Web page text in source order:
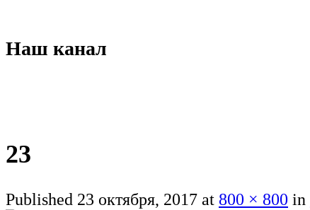
Наш канал
23
Published 23 октября, 2017 at 800 × 800 in